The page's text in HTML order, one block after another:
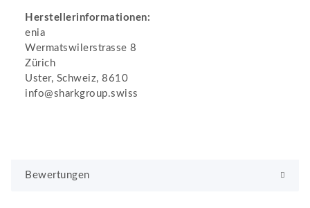
Herstellerinformationen:
enia
Wermatswilerstrasse 8
Zürich
Uster, Schweiz, 8610
info@sharkgroup.swiss
Bewertungen